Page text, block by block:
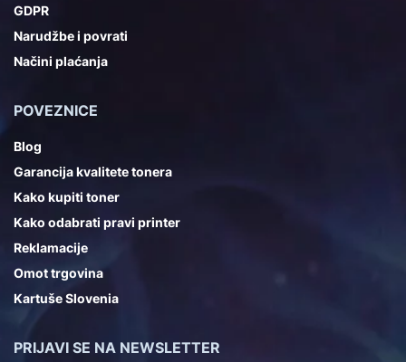
GDPR
Narudžbe i povrati
Načini plaćanja
POVEZNICE
Blog
Garancija kvalitete tonera
Kako kupiti toner
Kako odabrati pravi printer
Reklamacije
Omot trgovina
Kartuše Slovenia
PRIJAVI SE NA NEWSLETTER